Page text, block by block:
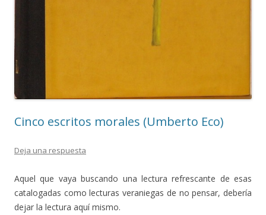
Cinco escritos morales (Umberto Eco)
Deja una respuesta
Aquel que vaya buscando una lectura refrescante de esas
catalogadas como lecturas veraniegas de no pensar, debería
dejar la lectura aquí mismo.